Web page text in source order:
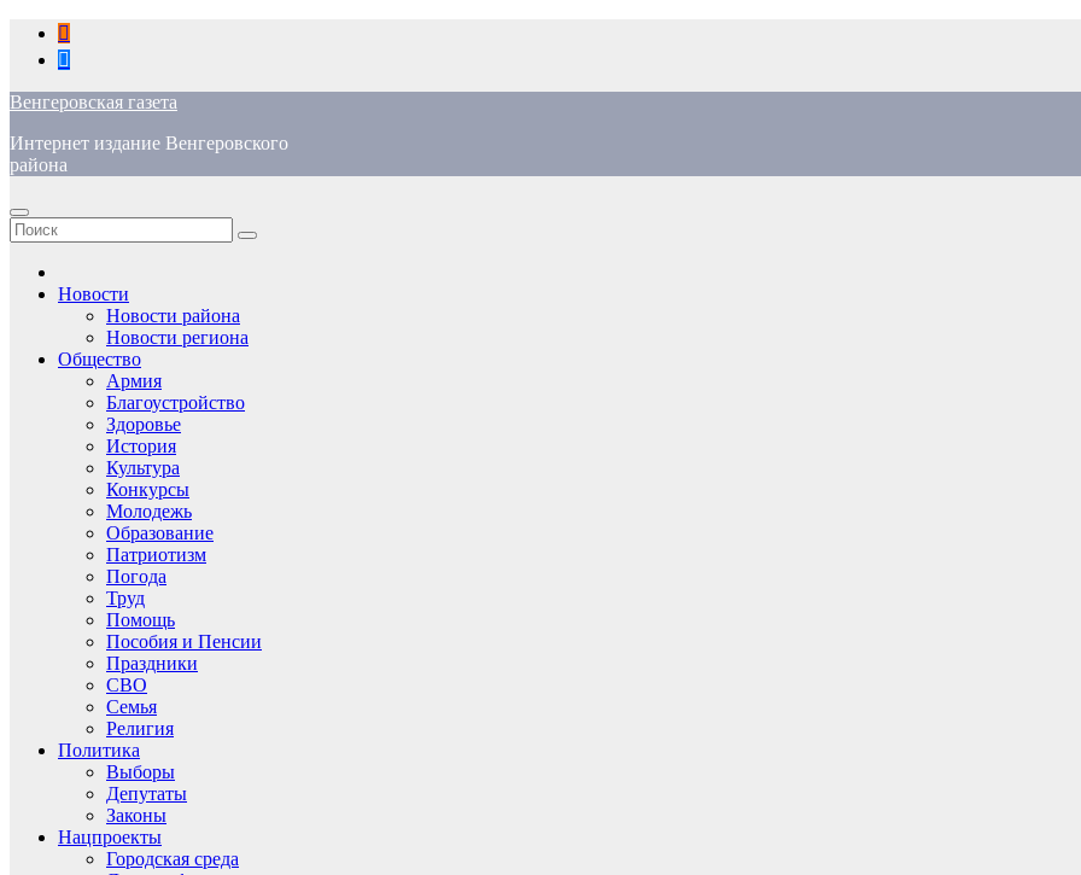
Перейти
содержимому
Венгеровская газета
Интернет издание Венгеровского
района
Новости
Новости района
Новости региона
Общество
Армия
Благоустройство
Здоровье
История
Культура
Конкурсы
Молодежь
Образование
Патриотизм
Погода
Труд
Помощь
Пособия и Пенсии
Праздники
СВО
Семья
Религия
Политика
Выборы
Депутаты
Законы
Нацпроекты
Городская среда